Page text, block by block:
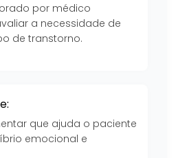
por médico
a necessidade de
de transtorno.
que ajuda o paciente
emocional e